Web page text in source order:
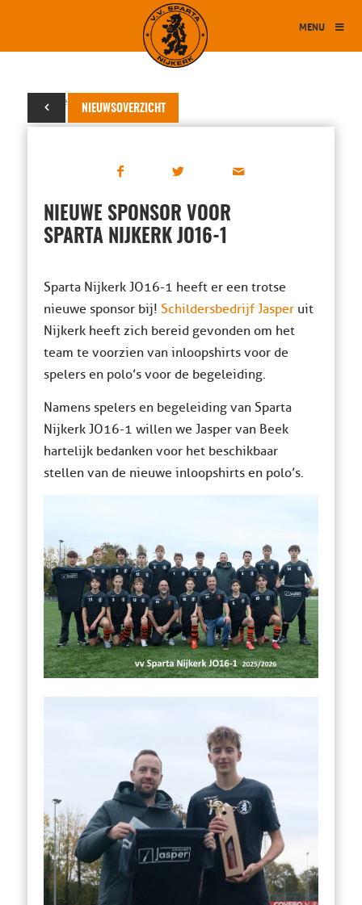
MENU
NIEUWSOVERZICHT
06 november 2025
NIEUWE SPONSOR VOOR
SPARTA NIJKERK JO16-1
Sparta Nijkerk JO16-1 heeft er een trotse
nieuwe sponsor bij! Schildersbedrijf Jasperuit
Nijkerk heeft zich bereid gevonden om het
team te voorzien van inloopshirts voor de
spelers en polo’s voor de begeleiding.
Namens spelers en begeleiding van Sparta
Nijkerk JO16-1 willen we Jasper van Beek
hartelijk bedanken voor het beschikbaar
stellen van de nieuwe inloopshirts en polo’s.